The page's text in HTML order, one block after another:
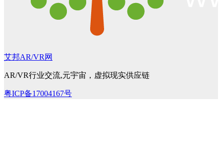
艾邦AR/VR网
AR/VR行业交流,元宇宙，虚拟现实供应链
粤ICP备17004167号